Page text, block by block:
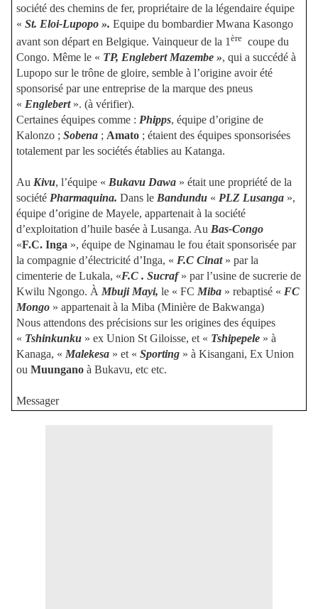
société des chemins de fer, propriétaire de la légendaire équipe
« St. Eloi-Lupopo ». Equipe du bombardier Mwana Kasongo
avant son départ en Belgique. Vainqueur de la 1 ère coupe du
Congo. Même le « TP, Englebert Mazembe », qui a succédé à
Lupopo sur le trône de gloire, semble à l’origine avoir été
sponsorisé par une entreprise de la marque des pneus
« Englebert». (à vérifier).
Certaines équipes comme : Phipps, équipe d’origine de
Kalonzo ; Sobena; Amato; étaient des équipes sponsorisées
totalement par les sociétés établies au Katanga.
Au Kivu, l’équipe « Bukavu Dawa» était une propriété de la
société Pharmaquina. Dans le Bandundu« PLZ Lusanga»,
équipe d’origine de Mayele, appartenait à la société
d’exploitation d’huile basée à Lusanga. Au Bas-Congo
«F.C. Inga », équipe de Nginamau le fou était sponsorisée par
la compagnie d’électricité d’Inga, « F.C Cinat» par la
cimenterie de Lukala, «F.C . Sucraf» par l’usine de sucrerie de
Kwilu Ngongo. À Mbuji Mayi, le « FC Miba » rebaptisé « FC
Mongo» appartenait à la Miba (Minière de Bakwanga)
Nous attendons des précisions sur les origines des équipes
« Tshinkunku» ex Union St Giloisse, et « Tshipepele» à
Kanaga, « Malekesa » et « Sporting » à Kisangani, Ex Union
ou Muunganoà Bukavu, etc etc.
Messager